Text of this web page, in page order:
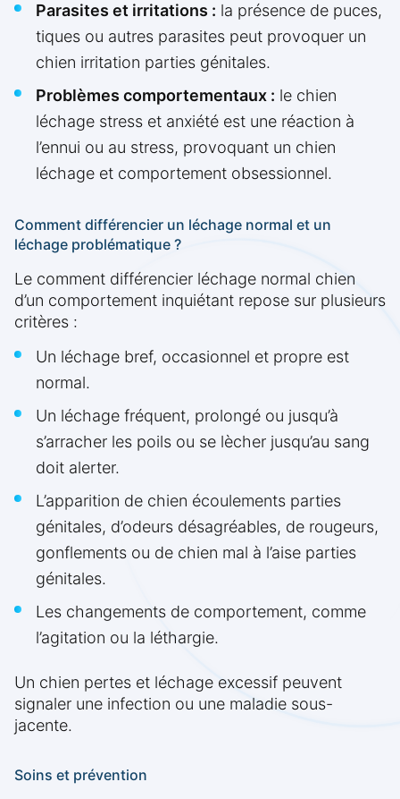
Parasites et irritations : la présence de puces,
tiques ou autres parasites peut provoquer un
chien irritation parties génitales.
Problèmes comportementaux : le chien
léchage stress et anxiété est une réaction à
l’ennui ou au stress, provoquant un chien
léchage et comportement obsessionnel.
Comment différencier un léchage normal et un
léchage problématique ?
Le comment différencier léchage normal chien
d’un comportement inquiétant repose sur plusieurs
critères :
Un léchage bref, occasionnel et propre est
normal.
Un léchage fréquent, prolongé ou jusqu’à
s’arracher les poils ou se lècher jusqu’au sang
doit alerter.
L’apparition de chien écoulements parties
génitales, d’odeurs désagréables, de rougeurs,
gonflements ou de chien mal à l’aise parties
génitales.
Les changements de comportement, comme
l’agitation ou la léthargie.
Un chien pertes et léchage excessif peuvent
signaler une infection ou une maladie sous-
jacente.
Soins et prévention